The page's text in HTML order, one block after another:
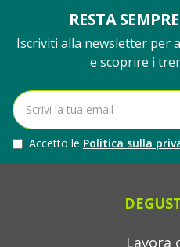
RESTA
Iscriviti alla newsletter per
e scoprire i
Accetto le Politica sulla
Lavora